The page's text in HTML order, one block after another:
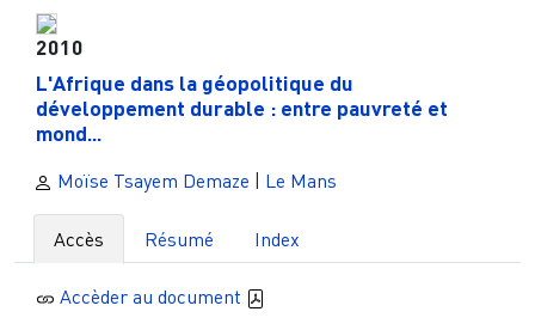
2010
L'Afrique dans la géopolitique du
développement durable : entre pauvreté et
mond...
Moïse Tsayem Demaze | Le Mans
Accès Résumé Index
Accèder au document